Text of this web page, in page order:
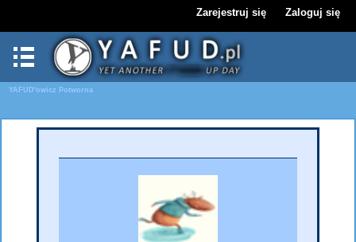
Zarejestruj się Zaloguj się
YAFUD'owicz Potworna